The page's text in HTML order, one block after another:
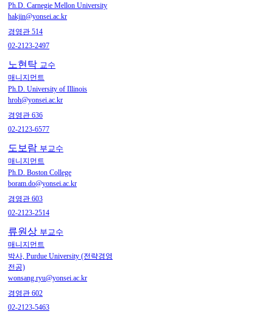
Ph.D. Carnegie Mellon University
hakjin@yonsei.ac.kr
경영관 514
02-2123-2497
노현탁 교수
매니지먼트
Ph.D. University of Illinois
hroh@yonsei.ac.kr
경영관 636
02-2123-6577
도보람 부교수
매니지먼트
Ph.D. Boston College
boram.do@yonsei.ac.kr
경영관 603
02-2123-2514
류원상 부교수
매니지먼트
박사, Purdue University (전략경영
전공)
wonsang.ryu@yonsei.ac.kr
경영관 602
02-2123-5463